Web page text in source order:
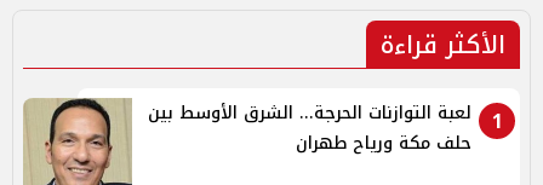
الأكثر قراءة
1
لعبة التوازنات الحرجة... الشرق الأوسط بين
حلف مكة ورياح طهران